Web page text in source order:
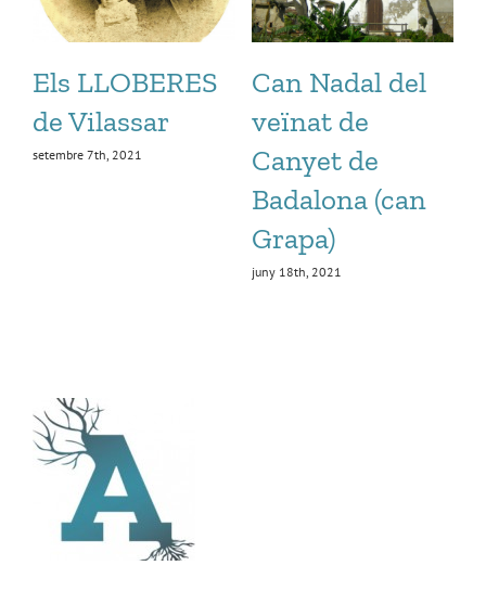
Els LLOBERES
de Vilassar
setembre 7th, 2021
Can Nadal del
veïnat de
Canyet de
Badalona (can
Grapa)
juny 18th, 2021